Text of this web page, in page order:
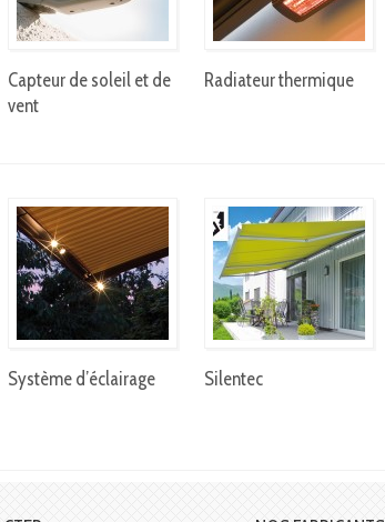
Capteur de soleil et de
vent
Radiateur thermique
Système d’éclairage Silentec